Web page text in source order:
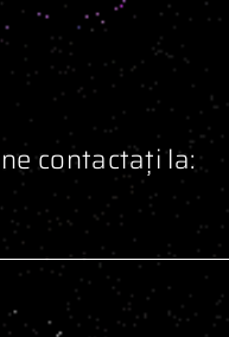
contactați la: